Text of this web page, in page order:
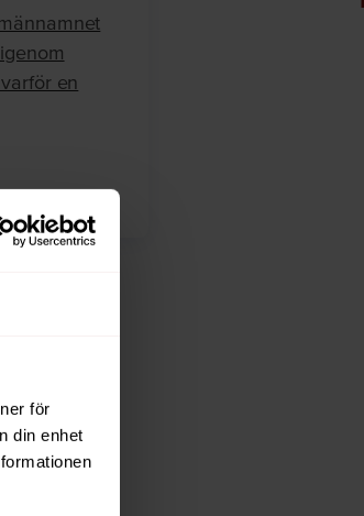
för
din enhet
en